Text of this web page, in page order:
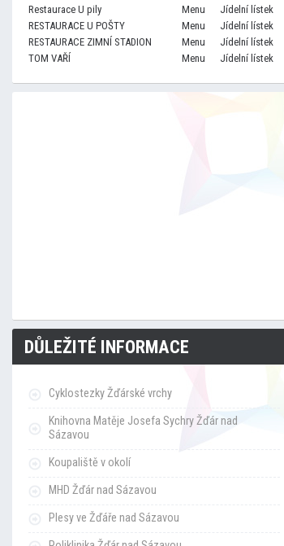
Restaurace U pily
Menu
Jídelní lístek
RESTAURACE U POŠTY
Menu
Jídelní lístek
RESTAURACE ZIMNÍ STADION
Menu
Jídelní lístek
TOM VAŘÍ
Menu Jídelní lístek
DŮLEŽITÉ INFORMACE
Cyklostezky Žďárské vrchy
Knihovna Matěje Josefa Sychry Žďár nad
Sázavou
Koupaliště v okolí
MHD Žďár nad Sázavou
Plesy ve Žďáře nad Sázavou